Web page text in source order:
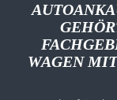
WAGEN